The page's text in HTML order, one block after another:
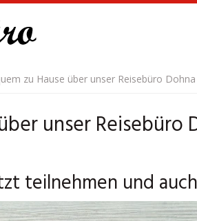
zu Hause über unser Reisebüro
unser Reisebüro
teilnehmen und